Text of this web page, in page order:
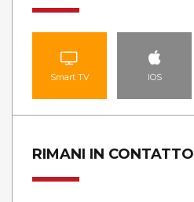
Smart TV IOS
RIMANI IN CONTATTO